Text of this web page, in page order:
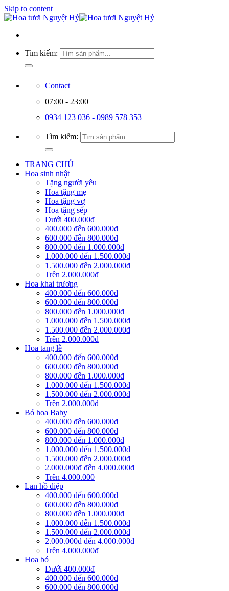
Skip to content
Tìm kiếm:
Contact
07:00 - 23:00
0934 123 036 - 0989 578 353
Tìm kiếm:
TRANG CHỦ
Hoa sinh nhật
Tặng người yêu
Hoa tặng mẹ
Hoa tặng vợ
Hoa tặng sếp
Dưới 400.000đ
400.000 đến 600.000đ
600.000 đến 800.000đ
800.000 đến 1.000.000đ
1.000.000 đến 1.500.000đ
1.500.000 đến 2.000.000đ
Trên 2.000.000đ
Hoa khai trương
400.000 đến 600.000đ
600.000 đến 800.000đ
800.000 đến 1.000.000đ
1.000.000 đến 1.500.000đ
1.500.000 đến 2.000.000đ
Trên 2.000.000đ
Hoa tang lễ
400.000 đến 600.000đ
600.000 đến 800.000đ
800.000 đến 1.000.000đ
1.000.000 đến 1.500.000đ
1.500.000 đến 2.000.000đ
Trên 2.000.000đ
Bó hoa Baby
400.000 đến 600.000đ
600.000 đến 800.000đ
800.000 đến 1.000.000đ
1.000.000 đến 1.500.000đ
1.500.000 đến 2.000.000đ
2.000.000đ đến 4.000.000đ
Trên 4.000.000
Lan hồ điệp
400.000 đến 600.000đ
600.000 đến 800.000đ
800.000 đến 1.000.000đ
1.000.000 đến 1.500.000đ
1.500.000 đến 2.000.000đ
2.000.000đ đến 4.000.000đ
Trên 4.000.000đ
Hoa bó
Dưới 400.000đ
400.000 đến 600.000đ
600.000 đến 800.000đ